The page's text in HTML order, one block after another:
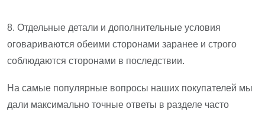
8. Отдельные детали и дополнительные условия
оговариваются обеими сторонами заранее и строго
соблюдаются сторонами в последствии.
На самые популярные вопросы наших покупателей мы
дали максимально точные ответы в разделе часто